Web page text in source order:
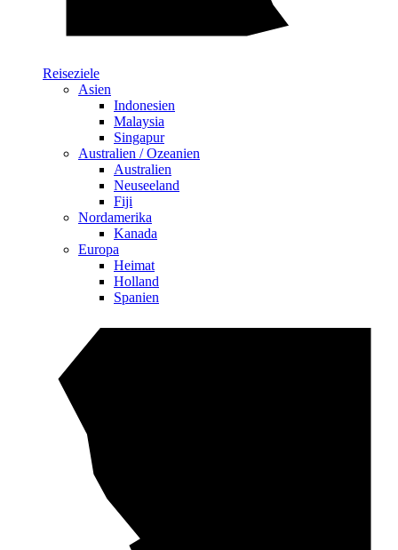
Reiseziele
Asien
Indonesien
Malaysia
Singapur
Australien / Ozeanien
Australien
Neuseeland
Fiji
Nordamerika
Kanada
Europa
Heimat
Holland
Spanien